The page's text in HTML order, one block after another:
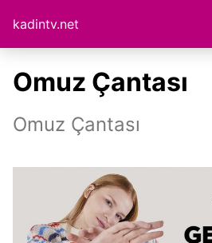
kadintv.net
Omuz Çantası
Omuz Çantası